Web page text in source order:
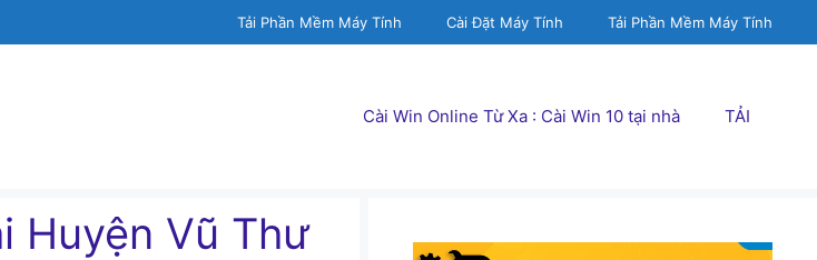
Tải Phần Mềm Máy Tính Cài Đặt Máy Tính Tải Phần Mềm Máy Tính
Cài Win Online Từ Xa : Cài Win 10 tại nhà TẢI
Huyện Vũ Thư